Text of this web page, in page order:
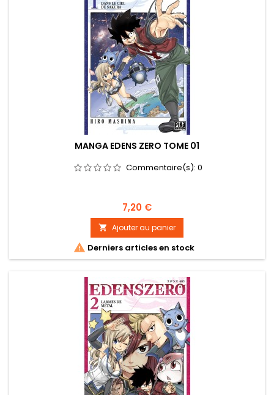
MANGA EDENS ZERO TOME 01
Commentaire(s): 0
Prix
7,20 €
 Ajouter au panier
 Derniers articles en stock